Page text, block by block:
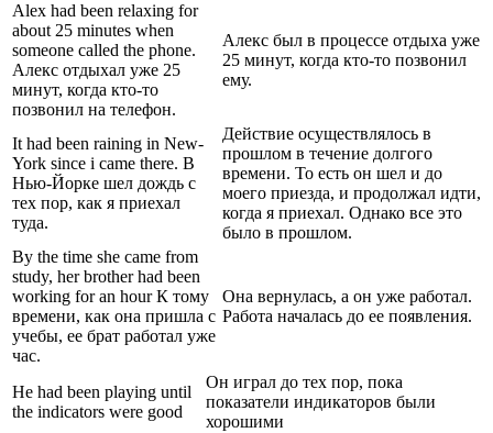
Alex had been relaxing for
about 25 minutes when
someone called the phone.
Алекс отдыхал уже 25
минут, когда кто-то
позвонил на телефон.
Алекс был в процессе отдыха уже
25 минут, когда кто-то позвонил
ему.
It had been raining in New-
York since i came there. В
Нью-Йорке шел дождь с
тех пор, как я приехал
туда.
Действие осуществлялось в
прошлом в течение долгого
времени. То есть он шел и до
моего приезда, и продолжал идти,
когда я приехал. Однако все это
было в прошлом.
By the time she came from
study, her brother had been
working for an hour К тому
времени, как она пришла с
учебы, ее брат работал уже
час.
Она вернулась, а он уже работал.
Работа началась до ее появления.
He had been playing until
the indicators were good
Он играл до тех пор, пока
показатели индикаторов были
хорошими